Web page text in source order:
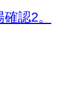
認2。